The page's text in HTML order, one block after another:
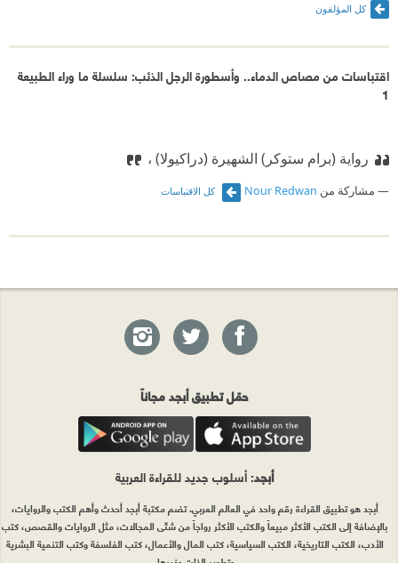
كل المؤلفون
اقتباسات من مصاص الدماء.. وأسطورة الرجل الذئب: سلسلة ما وراء الطبيعة
1
رواية (برام ستوكر) الشهيرة (دراكيولا) ،
مشاركة من Nour Redwan كل الاقتباسات
حمّل تطبيق أبجد مجاناً
أبجد: أسلوب جديد للقراءة العربية
أبجد هو تطبيق القراءة رقم واحد في العالم العربي. تضم مكتبة أبجد أحدث وأهم الكتب والروايات،
بالإضافة إلى الكتب الأكثر مبيعاً والكتب الأكثر رواجاً من شتّى المجالات، مثل الروايات والقصص، كتب
الأدب، الكتب التاريخية، الكتب السياسية، كتب المال والأعمال، كتب الفلسفة وكتب التنمية البشرية